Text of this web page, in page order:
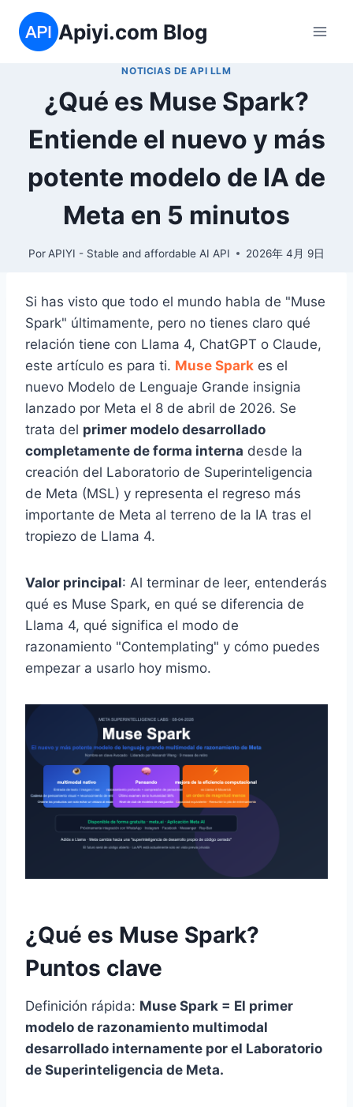
Saltar
contenido
Apiyi.com Blog
NOTICIAS DE API LLM
¿Qué es Muse Spark?
Entiende el nuevo y más
potente modelo de IA de
Meta en 5 minutos
Por APIYI - Stable and affordable AI API 2026年 4月 9日
Si has visto que todo el mundo habla de "Muse
Spark" últimamente, pero no tienes claro qué
relación tiene con Llama 4, ChatGPT o Claude,
este artículo es para ti. Muse Spark es el
nuevo Modelo de Lenguaje Grande insignia
lanzado por Meta el 8 de abril de 2026. Se
trata del primer modelo desarrollado
completamente de forma interna desde la
creación del Laboratorio de Superinteligencia
de Meta (MSL) y representa el regreso más
importante de Meta al terreno de la IA tras el
tropiezo de Llama 4.
Valor principal: Al terminar de leer, entenderás
qué es Muse Spark, en qué se diferencia de
Llama 4, qué significa el modo de
razonamiento "Contemplating" y cómo puedes
empezar a usarlo hoy mismo.
¿Qué es Muse Spark?
Puntos clave
Definición rápida: Muse Spark = El primer
modelo de razonamiento multimodal
desarrollado internamente por el Laboratorio
de Superinteligencia de Meta.